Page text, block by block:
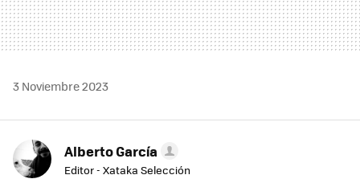
3 Noviembre 2023
Alberto García
Editor - Xataka Selección